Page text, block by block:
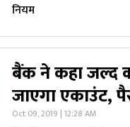
नियम
बैंक ने कहा जल्द
जाएगा एकाउंट,
Oct 09, 2019 | 12:28 AM